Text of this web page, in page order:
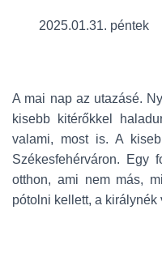
2025.01.31. péntek
A mai nap az utazásé.
kisebb kitérőkkel
valami, most is. A
Székesfehérváron. Egy
otthon, ami nem más,
pótolni kellett, a királynék